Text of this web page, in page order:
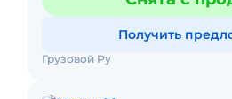
Получить
Грузовой Ру